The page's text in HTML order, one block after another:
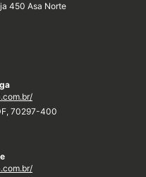
450 Asa Norte
70297-400